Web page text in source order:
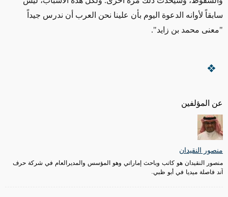
عن المؤلفين
منصور النقيدان
منصور النقيدان هو كاتب وباحث إماراتي وهو المؤسس والمديرالعام في شركة حرف
آند فاصلة ميديا في أبو ظبي.
سابقاً لأوانه الدعوة اليوم بأن علينا نحن العرب أن ندرس جيداً
"معنى محمد بن زايد".